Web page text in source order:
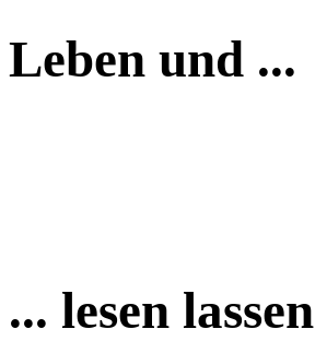
Leben und ...
... lesen lassen